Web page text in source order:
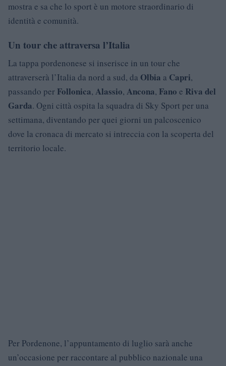
mostra e sa che lo sport è un motore straordinario di
identità e comunità.
Un tour che attraversa l’Italia
La tappa pordenonese si inserisce in un tour che
attraverserà l’Italia da nord a sud, da Olbia a Capri,
passando per Follonica, Alassio, Ancona, Fano e Riva del
Garda. Ogni città ospita la squadra di Sky Sport per una
settimana, diventando per quei giorni un palcoscenico
dove la cronaca di mercato si intreccia con la scoperta del
territorio locale.
Per Pordenone, l’appuntamento di luglio sarà anche
un’occasione per raccontare al pubblico nazionale una